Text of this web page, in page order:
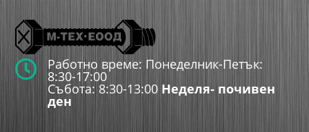
 Работно време: Понеделник-Петък:
8:30-17:00
Събота: 8:30-13:00 Неделя- почивен
ден